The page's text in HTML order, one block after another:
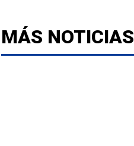
MÁS NOTICIAS